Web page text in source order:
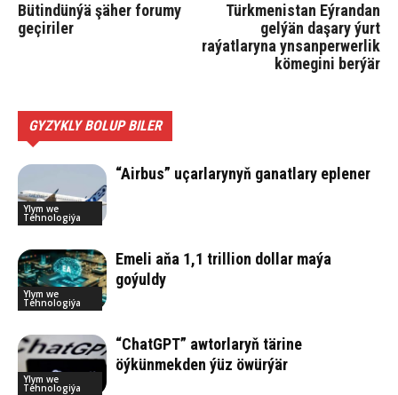
Bütindünýä şäher forumy
geçiriler
Türkmenistan Eýrandan
gelýän daşary ýurt
raýatlaryna ynsanperwerlik
kömegini berýär
GYZYKLY BOLUP BILER
Ylym we
Tehnologiýa
“Airbus” uçarlarynyň ganatlary eplener
Ylym we
Tehnologiýa
Emeli aňa 1,1 trillion dollar maýa
goýuldy
Ylym we
Tehnologiýa
“ChatGPT” awtorlaryň tärine
öýkünmekden ýüz öwürýär